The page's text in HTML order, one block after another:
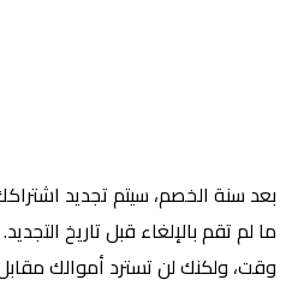
بعد سنة الخصم، سيتم تجديد
ما لم تقم بالإلغاء قبل تاريخ
وقت، ولكنك لن تسترد أموالك